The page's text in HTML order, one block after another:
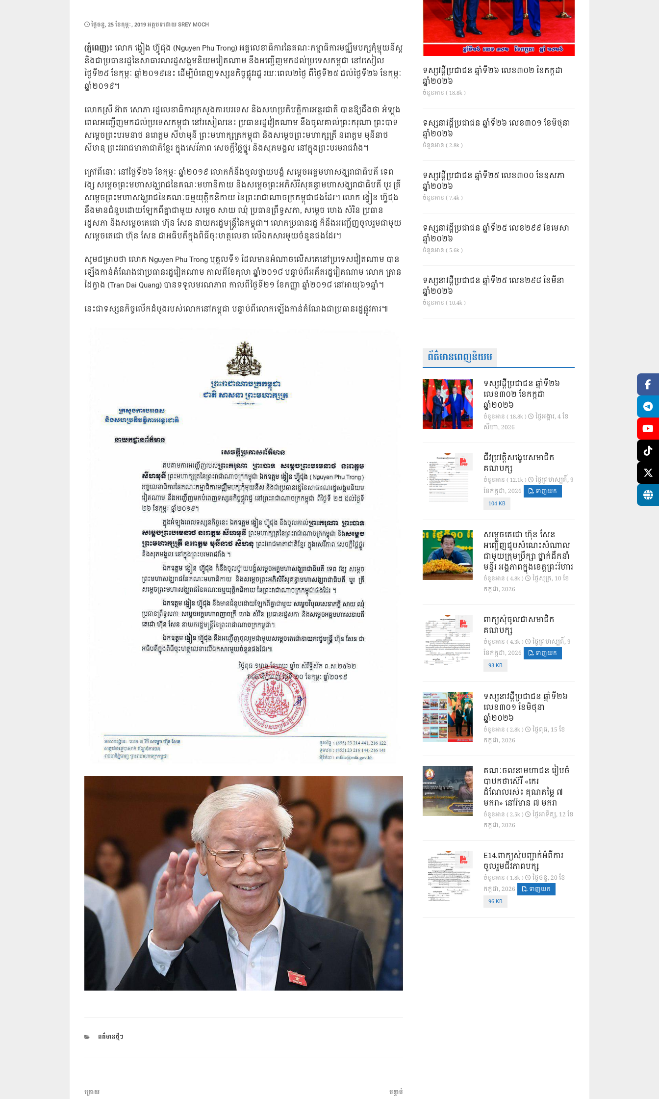
POSTED
ថ្ងៃ​ចន្ទ, 25 ខែ​កុម្ភៈ, 2019អត្ថបទដោយSREY MOCH
(ភ្នំពេញ)៖លោក ​ង្វៀង ហ៊្វូជុង (Nguyen Phu Trong)​​ អគ្គលេខាធិការនៃគណៈកម្មាធិការមជ្ឈឹមបក្សកុំម្មុយនីស្ត
និងជាប្រធានរដ្ឋនៃសាធារណរដ្ឋសង្គមនិយមវៀតណាម​ នឹងអញ្ជើញមកដល់ប្រទេសកម្ពុជា នៅរសៀល
ថ្ងៃទី២៥ ខែកុម្ភៈ ឆ្នាំ២០១៩នេះ ដើម្បីបំពេញ​ទស្សនកិច្ច​ផ្លូវ​រដ្ឋ​​ រយៈពេល២ថ្ងៃ ពី​​ថ្ងៃ​ទី​២៥​ ដល់​ថ្ងៃ​ទី​២៦​ ខែកុម្ភៈ​
ឆ្នាំ​២០១៩។
លោកស្រី អ៊ាត សោភា រដ្ឋលេខាធិការក្រសួងការបរទេស និងសហប្រតិបត្តិការអន្តរជាតិ បានឱ្យដឹងថា អំឡុង
ពេលអញ្ជើញមកដល់ប្រទេសកម្ពុជា នៅរសៀលនេះ ប្រធានរដ្ឋវៀតណាម នឹងចូលគាល់ព្រះករុណា ព្រះបាទ
សម្តេចព្រះបរមនាថ នរោត្តម សីហមុនី ព្រះមហាក្សត្រកម្ពុជា និងសម្តេចព្រះមហាក្សត្រី នរោត្តម មុនីនាថ
សីហនុ ព្រះវររាជមាតាជាតិខ្មែរ ក្នុងសេរីភាព សេចក្តីថ្លៃថ្នូរ និងសុភមង្គល នៅក្នុងព្រះបរមរាជវាំង។
ក្រៅពីនោះ នៅថ្ងៃទី២៦ ខែកុម្ភៈ ឆ្នាំ២០១៩ លោកក៏នឹងចូលថ្វាយបង្គំ សម្តេចអគ្គមហាសង្ឃរាជាធិបតី ទេព
វង្ស សម្តេចព្រះមហាសង្ឃរាជនៃគណៈមហានិកាយ និងសម្តេចព្រះអភិសិរីសុគន្ធាមហាសង្ឃរាជាធិបតី បួរ គ្រី
សម្តេចព្រះមហាសង្ឃរាជនៃគណៈធម្មយុត្តិកនិកាយ នៃព្រះរាជាណាចក្រកម្ពុជាផងដែរ។ លោក ង្វៀន ហ្វ៊ូជុង
នឹងមានជំនួបដោយឡែកពីគ្នាជាមួយ សម្តេច សាយ ឈុំ ប្រធានព្រឹទ្ធសភា, សម្តេច ហេង សំរិន ប្រធាន
រដ្ឋសភា និងសម្តេចតេជោ ហ៊ុន សែន នាយករដ្ឋមន្ត្រីនៃកម្ពុជា។ លោកប្រធានរដ្ឋ ក៏នឹងអញ្ជើញចូលរួមជាមួយ
សម្តេចតេជោ ហ៊ុន សែន ជាអធិបតីក្នុងពិធីចុះហត្ថលេខា លើឯកសារមួយចំនួនផងដែរ។
សូមជម្រាបថា លោក Nguyen Phu Trong​ បុគ្គលទី១ ដែលមានអំណាចលើសគេនៅប្រទេសវៀតណាម បាន
ឡើងកាន់តំណែងជាប្រធានរដ្ឋវៀតណាម កាលពីខែតុលា ឆ្នាំ២០១៨ បន្ទាប់ពីអតីតរដ្ឋ​វៀតណាម លោក ត្រាន
ដៃក្វាង (Tran Dai Quang) បានទទួល​មរណភាព កាលពីថ្ងៃទី២១ ខែកញ្ញា ឆ្នាំ២០១៨​​ នៅអាយុ​៦១ឆ្នាំ។
នេះជាទស្សនកិច្ចលើកដំបូងរបស់លោកនៅកម្ពុជា បន្ទាប់ពីលោកឡើងកាន់តំណែងជាប្រធានរដ្ឋផ្លូវការ៕
CATEGORIES
ពត៌មានថ្មីៗ
ការ​
អត្ថបទ
ក្រោយ បន្ទាប់
ទស្សវដ្តីប្រជាជន ឆ្នាំទី២៦ លេខ៣០២ ខែកក្កដា
ឆ្នាំ២០២៦
ចំនួនអាន ( 18.8k )
ទស្សនាវដ្ដីប្រជាជន ឆ្នាំទី២៦ លេខ៣០១ ខែមិថុនា
ឆ្នាំ២០២៦
ចំនួនអាន ( 2.8k )
ទស្សវដ្តីប្រជាជន ឆ្នាំទី២៥ លេខ៣០០ ខែឧសភា
ឆ្នាំ២០២៦
ចំនួនអាន ( 7.4k )
ទស្សនាវដ្ដីប្រជាជន ឆ្នាំទី២៥ លេខ២៩៩ ខែមេសា
ឆ្នាំ២០២៦
ចំនួនអាន ( 5.6k )
ទស្សនាវដ្ដីប្រជាជន ឆ្នាំទី២៥ លេខ២៩៨ ខែមីនា
ឆ្នាំ២០២៦
ចំនួនអាន ( 10.4k )
ព័ត៌មានពេញនិយម
ទស្សវដ្តីប្រជាជន ឆ្នាំទី២៦
លេខ៣០២ ខែកក្កដា
ឆ្នាំ២០២៦
ចំនួនអាន ( 18.8k )
ថ្ងៃ​អង្គារ, 4 ខែ​
សីហា, 2026
ជីវប្រវត្តិសង្ខេបសមាជិក
គណបក្ស
ចំនួនអាន ( 12.1k )
ថ្ងៃ​ព្រហស្បតិ៍, 9
ខែ​កក្កដា, 2026
ទាញយក
104 KB
សម្តេចតេជោ ហ៊ុន សែន
អញ្ជើញជួបសំណេះសំណាល
ជាមួយក្រុមប្រឹក្សា ថ្នាក់ដឹកនាំ
មន្ទីរ អង្គភាពក្នុងខេត្តព្រះវិហារ
ចំនួនអាន ( 4.8k )
ថ្ងៃ​សុក្រ, 10 ខែ​
កក្កដា, 2026
ពាក្យសុំចូលជាសមាជិក
គណបក្ស
ចំនួនអាន ( 4.3k )
ថ្ងៃ​ព្រហស្បតិ៍, 9
ខែ​កក្កដា, 2026
ទាញយក
93 KB
ទស្សនាវដ្ដីប្រជាជន ឆ្នាំទី២៦
លេខ៣០១ ខែមិថុនា
ឆ្នាំ២០២៦
ចំនួនអាន ( 2.8k )
ថ្ងៃ​ពុធ, 15 ខែ​
កក្កដា, 2026
គណៈចលនាមហាជន រៀបចំ
បាឋកថាស៊េរី «កេរ
ដំណែលរស់៖ គុណតម្លៃ ៧
មករា» នៅវិមាន ៧ មករា
ចំនួនអាន ( 2.5k )
ថ្ងៃ​អាទិត្យ, 12 ខែ​
កក្កដា, 2026
E14.ពាក្យសុំបញ្ជាក់អំពីការ
ចូលរួមជីវភាពបក្ស
ចំនួនអាន ( 1.8k )
ថ្ងៃ​ចន្ទ, 20 ខែ​
កក្កដា, 2026
ទាញយក
96 KB